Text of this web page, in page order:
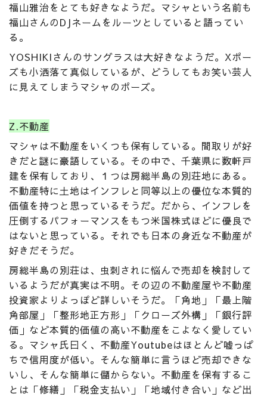
福山雅治をとても好きなようだ。マシャという名前も
福山さんのDJネームをルーツとしていると語ってい
る。
YOSHIKIさんのサングラスは大好きなようだ。Xポー
ズも小洒落て真似しているが、どうしてもお笑い芸人
に見えてしまうマシャのポーズ。
Z.不動産
マシャは不動産をいくつも保有している。間取りが好
きだと謎に豪語している。その中で、千葉県に数軒戸
建を保有しており、１つは房総半島の別荘地にある。
不動産特に土地はインフレと同等以上の優位な本質的
価値を持つと思っているそうだ。だから、インフレを
圧倒するパフォーマンスをもつ米国株式ほどに優良で
はないと思っている。それでも日本の身近な不動産が
好きだそうだ。
房総半島の別荘は、虫刺されに悩んで売却を検討して
いるようだが真実は不明。その辺の不動産屋や不動産
投資家よりよっぽど詳しいそうだ。「角地」「最上階
角部屋」「整形地正方形」「クローズ外構」「銀行評
価」など本質的価値の高い不動産をこよなく愛してい
る。マシャ氏曰く、不動産Youtubeはほとんど嘘っぱ
ちで信用度が低い。そんな簡単に言うほど売却できな
いし、そんな簡単に儲からない。不動産を保有するこ
とは「修繕」「税金支払い」「地域付き合い」など出